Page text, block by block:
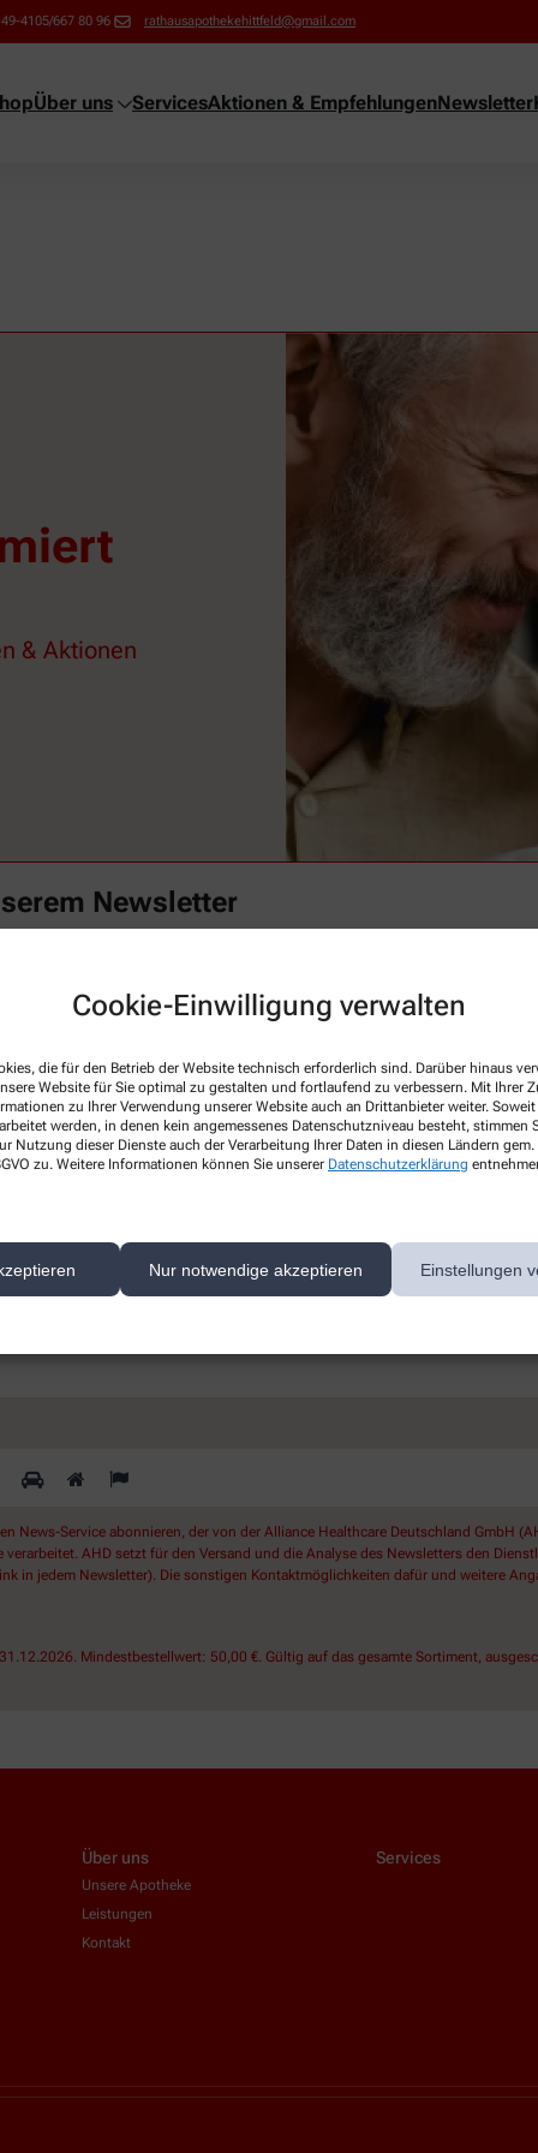
Cookie-Einwilligung verwalten
die für den Betrieb der Website technisch erforderlich sind. Darüber hinaus
Website für Sie optimal zu gestalten und fortlaufend zu verbessern. Mit Ihrer
zu Ihrer Verwendung unserer Website auch an Drittanbieter weiter. Soweit
werden, in denen kein angemessenes Datenschutzniveau besteht, stimmen
Nutzung dieser Dienste auch der Verarbeitung Ihrer Daten in diesen Ländern
zu. Weitere Informationen können Sie unserer Datenschutzerklärung
Nur notwendige akzeptieren Einstellungen
4105/667 80 96 rathausapothekehittfeld@gmail.com
Über uns ServicesAktionen & EmpfehlungenNewsletter
& Aktionen
Newsletter
mit spannenden Themen rund um Ihre Gesundheit begeistern.
unserem Newsletter.
Aktuelle
Gesundheitsthemen
Erfahren Sie mehr über aktuelle
Themen rund um Ihre Gesundheit.
Sie sich Ihren 10% Gutschein* für unsere Apotheke
News-Service abonnieren, der von der Alliance Healthcare Deutschland GmbH
verarbeitet. AHD setzt für den Versand und die Analyse des Newsletters den
in jedem Newsletter). Die sonstigen Kontaktmöglichkeiten dafür und weitere
Mindestbestellwert: 50,00 €. Gültig auf das gesamte Sortiment,
Über uns
Unsere Apotheke
Leistungen
Kontakt
Services